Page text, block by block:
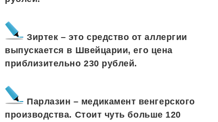
Зиртек – это средство от аллергии
выпускается в Швейцарии, его цена
приблизительно 230 рублей.
Парлазин – медикамент венгерского
производства. Стоит чуть больше 120